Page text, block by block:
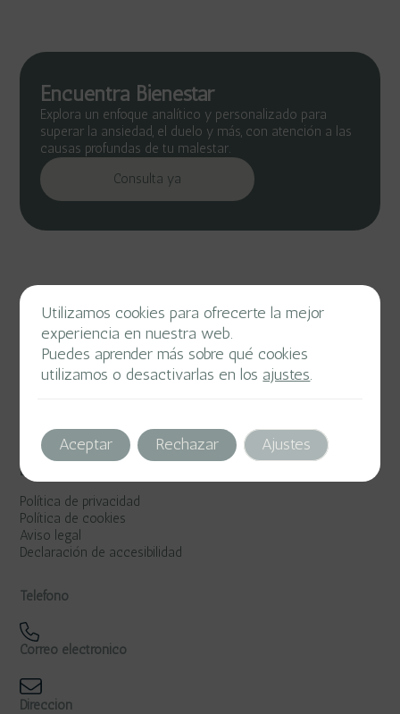
Encuentra Bienestar
Explora un enfoque analítico y personalizado para
superar la ansiedad, el duelo y más, con atención a las
causas profundas de tu malestar.
Consulta ya
Legal
Política de privacidad
Política de cookies
Aviso legal
Declaración de accesibilidad
Teléfono
Correo electrónico
Dirección
Utilizamos cookies para ofrecerte la mejor
experiencia en nuestra web.
Puedes aprender más sobre qué cookies
utilizamos o desactivarlas en los ajustes.
Aceptar Rechazar Ajustes